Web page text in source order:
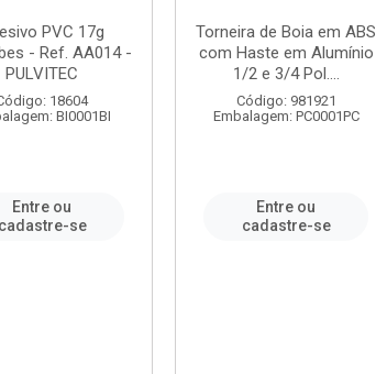
PVC 17g
- Ref. AA014 -
PULVITEC
18604
BI0001BI
Entre ou
cadastre-se
Torneira de Boia em ABS
com Haste em Alumínio
1/2 e 3/4 Pol....
Código: 981921
Embalagem: PC0001PC
Entre ou
cadastre-se